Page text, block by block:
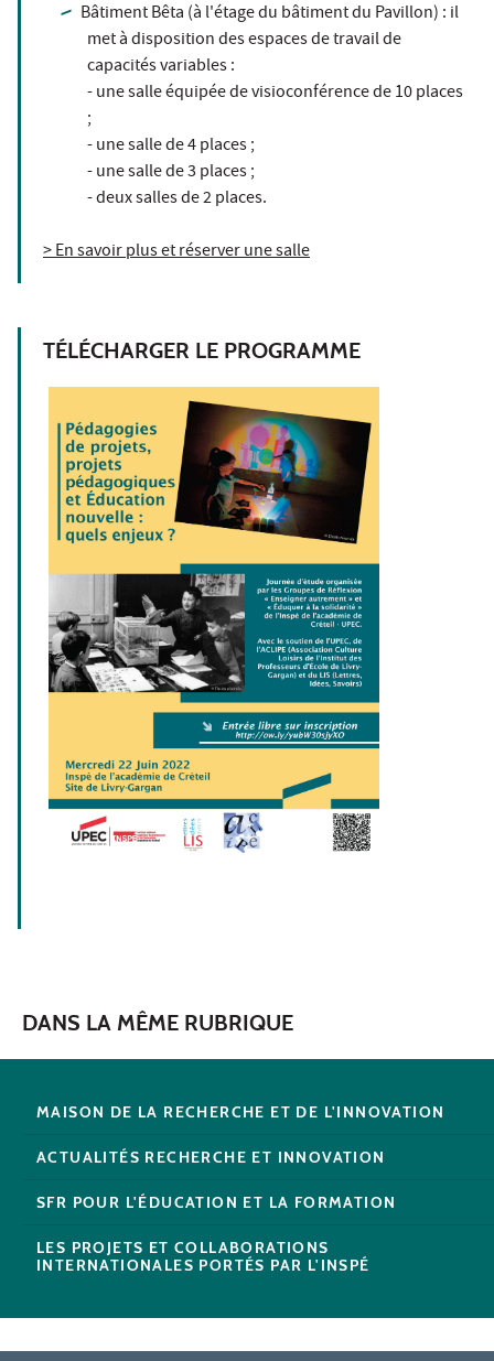
Bâtiment Bêta (à l'étage du bâtiment du Pavillon) : il
met à disposition des espaces de travail de
capacités variables :
- une salle équipée de visioconférence de 10 places
;
- une salle de 4 places ;
- une salle de 3 places ;
- deux salles de 2 places.
> En savoir plus et réserver une salle
TÉLÉCHARGER LE PROGRAMME
DANS LA MÊME RUBRIQUE
MAISON DE LA RECHERCHE ET DE L'INNOVATION
ACTUALITÉS RECHERCHE ET INNOVATION
SFR POUR L'ÉDUCATION ET LA FORMATION
LES PROJETS ET COLLABORATIONS
INTERNATIONALES PORTÉS PAR L'INSPÉ